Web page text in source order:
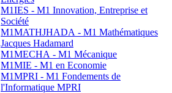
M1IES - M1 Innovation, Entreprise et
Société
M1MATHJHADA - M1 Mathématiques
Jacques Hadamard
M1MECHA - M1 Mécanique
M1MIE - M1 en Economie
M1MPRI - M1 Fondements de
l'Informatique MPRI